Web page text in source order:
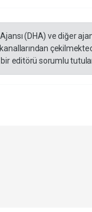
(DHA) ve diğer
editörü sorumlu